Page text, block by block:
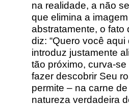
na realidade, a não
que elimina a
abstratamente, o
diz: “Quero você
introduz justamente
tão próximo, curva-
fazer descobrir Seu
permite – na carne
natureza verdadeira